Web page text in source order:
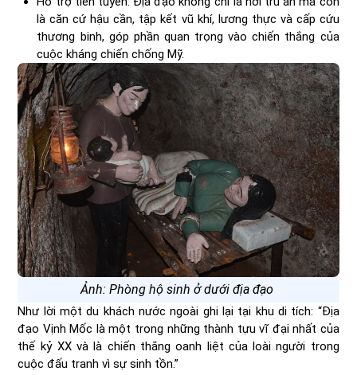
là căn cứ hậu cần, tập kết vũ khí, lương thực và cấp cứu
thương binh, góp phần quan trọng vào chiến thắng của
cuộc kháng chiến chống Mỹ.
Ảnh: Phòng hộ sinh ở dưới địa đạo
Như lời một du khách nước ngoài ghi lại tại khu di tích: “Địa
đạo Vịnh Mốc là một trong những thành tựu vĩ đại nhất của
thế kỷ XX và là chiến thắng oanh liệt của loài người trong
cuộc đấu tranh vì sự sinh tồn.”